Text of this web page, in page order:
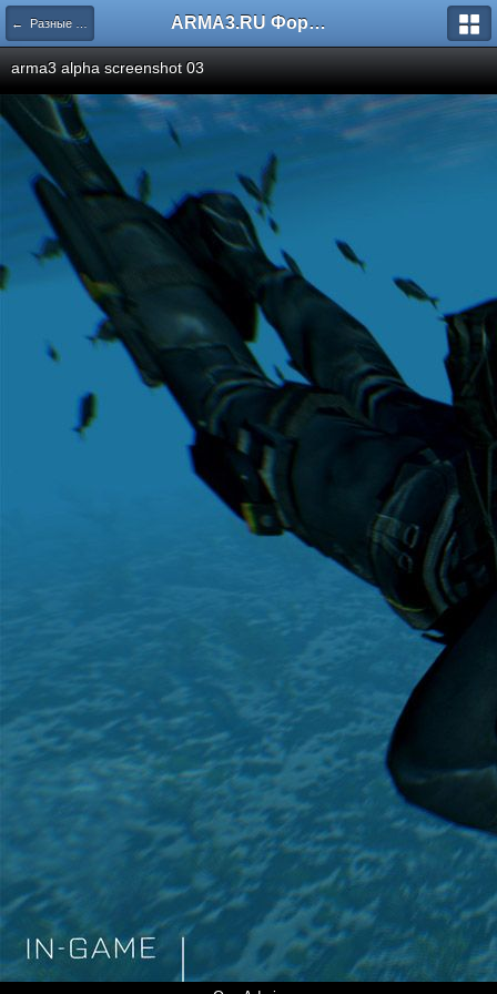
← Разные скриншоты ARMA3.RU Форум
arma3 alpha screenshot 03